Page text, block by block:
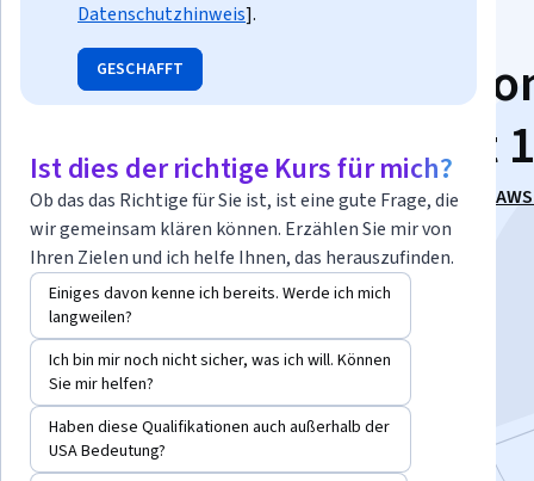
Terraform in AWS
Basics to Guru: Unit 1
Dieser Kurs ist Teil von Spezialisierung „Terraform in
Basics to Guru“
Dozenten:Pearson +1 weitere
Kostenlos anmelden
Bei • Mehr erfahrenenthalten
Datenschutzhinweis].
GESCHAFFT
Ist dies der richtige Kurs für mich?
Ob das das Richtige für Sie ist, ist eine gute Frage, die
wir gemeinsam klären können. Erzählen Sie mir von
Ihren Zielen und ich helfe Ihnen, das herauszufinden.
Einiges davon kenne ich bereits. Werde ich mich
langweilen?
Ich bin mir noch nicht sicher, was ich will. Können
Sie mir helfen?
Haben diese Qualifikationen auch außerhalb der
USA Bedeutung?